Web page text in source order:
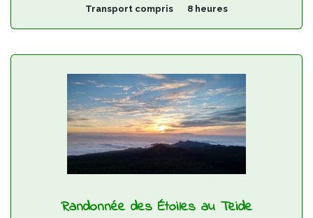
Transport compris 8 heures
Randonnée des Étoiles au Teide